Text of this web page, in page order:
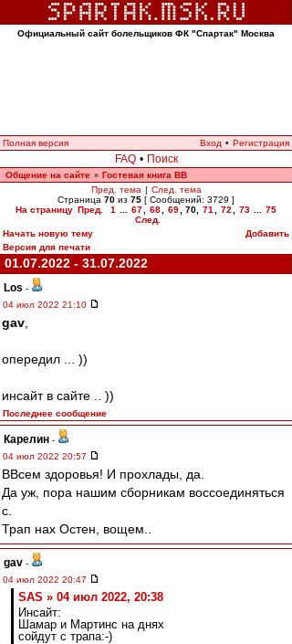
Официальный сайт болельщиков ФК "Спартак" Москва
Полная версия Вход • Регистрация
FAQ • Поиск
Общение на сайте » Гостевая книга ВВ
Пред. тема | След. тема
Страница 70 из 75 [ Сообщений: 3729 ]
На страницу Пред. 1 67 68 69 70 71 72 73
75
След.
Начать новую тему
Добавить
Версия для печати
01.07.2022 - 31.07.2022
Los -
04 июл 2022 21:10
gav
опередил ... ))
инсайт в сайте .. ))
Последнее сообщение
Карелин -
04 июл 2022 20:57
ВВсем здоровья! И прохлады, да.
Да уж, пора нашим сборникам воссоединяться
с.
Трап нах Остен, вощем..
gav -
04 июл 2022 20:47
SAS » 04 июл 2022, 20:38
Инсайт:
Шамар и Мартинс на днях
сойдут с трапа:-)